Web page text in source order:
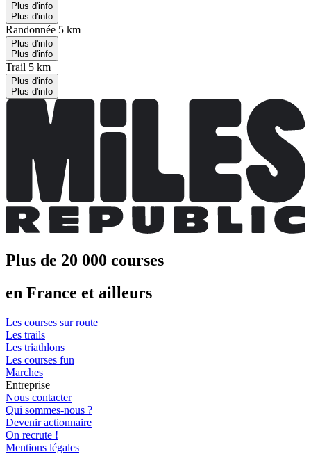
Plus d'info
Plus d'info
Randonnée 5 km
Plus d'info
Plus d'info
Trail 5 km
Plus d'info
Plus d'info
Plus de 20 000 courses
en France et ailleurs
Les courses sur route
Les trails
Les triathlons
Les courses fun
Marches
Entreprise
Nous contacter
Qui sommes-nous ?
Devenir actionnaire
On recrute !
Mentions légales